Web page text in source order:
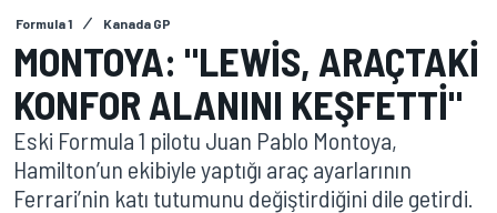
Formula 1 Kanada GP
MONTOYA: "LEWIS, ARAÇTAKI
KONFOR ALANINI KEŞFETTI"
Eski Formula 1 pilotu Juan Pablo Montoya,
Hamilton’un ekibiyle yaptığı araç ayarlarının
Ferrari’nin katı tutumunu değiştirdiğini dile getirdi.